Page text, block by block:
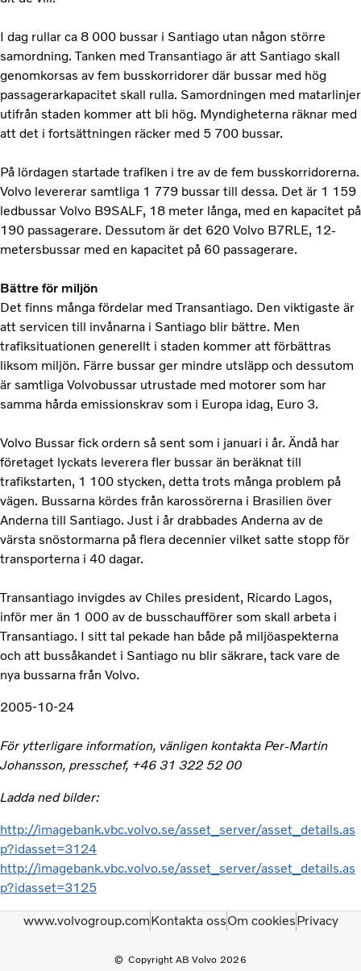
I dag rullar ca 8 000 bussar i Santiago utan någon större
samordning. Tanken med Transantiago är att Santiago skall
genomkorsas av fem busskorridorer där bussar med hög
passagerarkapacitet skall rulla. Samordningen med matarlinjer
utifrån staden kommer att bli hög. Myndigheterna räknar med
att det i fortsättningen räcker med 5 700 bussar.
På lördagen startade trafiken i tre av de fem busskorridorerna.
Volvo levererar samtliga 1 779 bussar till dessa. Det är 1 159
ledbussar Volvo B9SALF, 18 meter långa, med en kapacitet på
190 passagerare. Dessutom är det 620 Volvo B7RLE, 12-
metersbussar med en kapacitet på 60 passagerare.
Bättre för miljön
Det finns många fördelar med Transantiago. Den viktigaste är
att servicen till invånarna i Santiago blir bättre. Men
trafiksituationen generellt i staden kommer att förbättras
liksom miljön. Färre bussar ger mindre utsläpp och dessutom
är samtliga Volvobussar utrustade med motorer som har
samma hårda emissionskrav som i Europa idag, Euro 3.
Volvo Bussar fick ordern så sent som i januari i år. Ändå har
företaget lyckats leverera fler bussar än beräknat till
trafikstarten, 1 100 stycken, detta trots många problem på
vägen. Bussarna kördes från karossörerna i Brasilien över
Anderna till Santiago. Just i år drabbades Anderna av de
värsta snöstormarna på flera decennier vilket satte stopp för
transporterna i 40 dagar.
Transantiago invigdes av Chiles president, Ricardo Lagos,
inför mer än 1 000 av de busschaufförer som skall arbeta i
Transantiago. I sitt tal pekade han både på miljöaspekterna
och att bussåkandet i Santiago nu blir säkrare, tack vare de
nya bussarna från Volvo.
2005-10-24
För ytterligare information, vänligen kontakta Per-Martin
Johansson, presschef, +46 31 322 52 00
Ladda ned bilder:
http://imagebank.vbc.volvo.se/asset_server/asset_details.as
p?idasset=3124
http://imagebank.vbc.volvo.se/asset_server/asset_details.as
p?idasset=3125
Copyright AB Volvo 2026
www.volvogroup.comKontakta ossOm cookiesPrivacy